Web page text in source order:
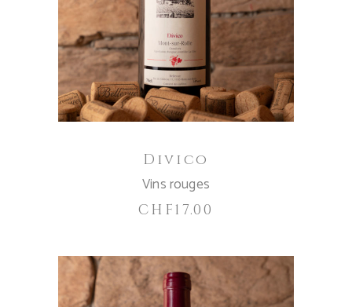
IN DEN WARENKORB
Divico
Vins rouges
CHF17.00